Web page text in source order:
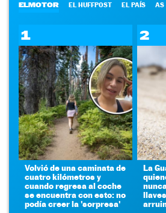
ELMOTOR EL HUFFPOST EL PAÍS AS
1
Volvió de una caminata de
cuatro kilómetros y
cuando regresa al coche
se encuentra con esto: no
podía creer la 'sorpresa'
2
La